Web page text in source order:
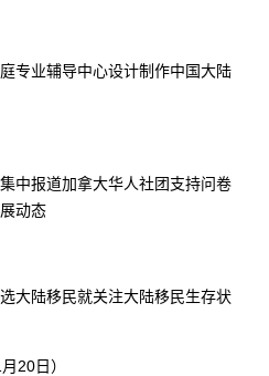
专业辅导中心设计制作中国大陆
中报道加拿大华人社团支持问卷
动态
大陆移民就关注大陆移民生存状
20日）